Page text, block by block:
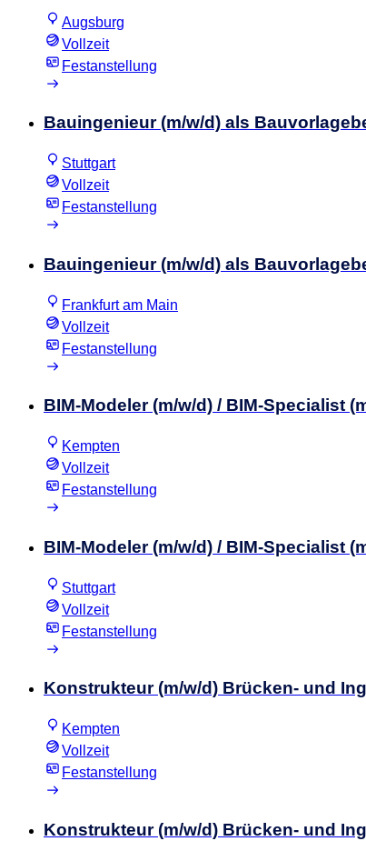
Augsburg
Vollzeit
Festanstellung
Bauingenieur (m/w/d) als
Stuttgart
Vollzeit
Festanstellung
Bauingenieur (m/w/d) als
Frankfurt am Main
Vollzeit
Festanstellung
BIM-Modeler (m/w/d) / BIM-Specialist
Kempten
Vollzeit
Festanstellung
BIM-Modeler (m/w/d) / BIM-Specialist
Stuttgart
Vollzeit
Festanstellung
Konstrukteur (m/w/d) Brücken- und
Kempten
Vollzeit
Festanstellung
Konstrukteur (m/w/d) Brücken- und